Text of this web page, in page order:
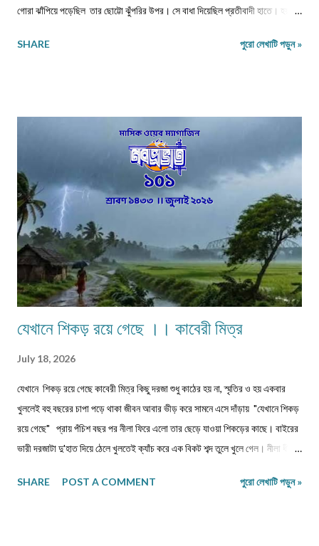
গোরা ঝাঁপিয়ে পড়েছিল তার ছোট্টো ঝুঁপরির উপর। সে বাধা দিয়েছিল প্রতীবাদী হাতে। হয়তো
মুখে সরকার কেন করেনা কোনো ব্যাবস্থা?? শরীর বস্ত্রহীন এই রাতে। নিম্নাঙ্গে একটা নোংগরা
ক্ষুদার্থ, দেখেনা এক টুকরো রুটি। নতুন মন্ত্রী, নতুন রাষ্ট্রপতি সবাই আসে সবার হয় আবর্তন।
হাইরে পিছিয়ে পড়া মানুষ গুলো! তাদের হয়না কোনো পরিবর্তন। আজ 71 বছর আজাদ হয়েও
বোধহয় যে...
SHARE পুরো লেখাটি পড়ুন »
যেখানে শিকড় রয়ে গেছে ।। কাবেরী মিত্র
July 18, 2026
যেখানে শিকড় রয়ে গেছে কাবেরী মিত্র কিছু দরজা শুধু কাঠের হয় না, স্মৃতির ও হয় একবার
খুললেই বহু বছরের চাপা পড়ে থাকা জীবন আবার ভীড় করে সামনে এসে দাঁড়ায় "যেখানে শিকড়
রয়ে গেছে" প্রায় পঁচিশ বছর পর নীলা ফিরে এলো তার ছেড়ে যাওয়া শিকড়ের কাছে। বাইরের
ভারী দরজাটা দু'হাত দিয়ে ঠেলে খুলতেই ক্যাঁচ করে এক বিকট শব্দ তুলে খুলে গেল। নীলা ধীরে
থমকে দাঁড়িয়ে আছে। আজও একইভাবে দাঁড়িয়ে আছে উঠোনের একধারে নিজে থেকে বেড়ে
SHARE POST A COMMENT পুরো লেখাটি পড়ুন »